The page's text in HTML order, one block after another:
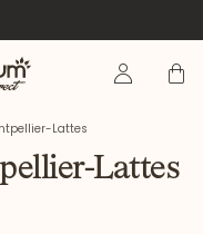
Se Panier
Lattes
Lattes